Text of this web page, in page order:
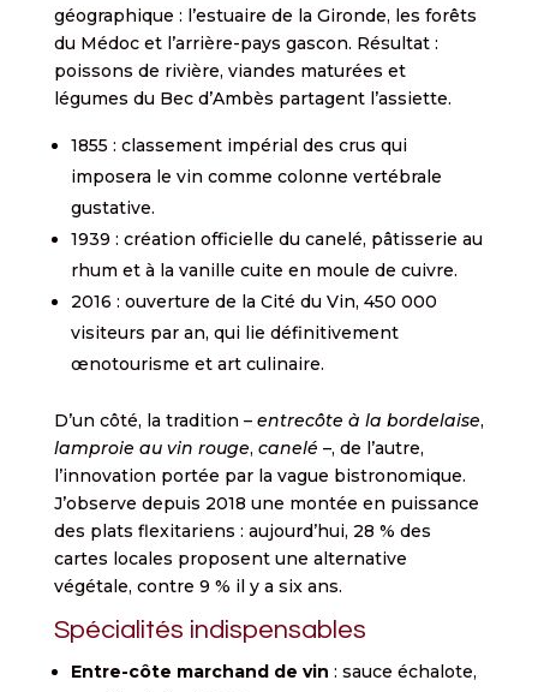
géographique : l’estuaire de la Gironde, les forêts
du Médoc et l’arrière-pays gascon. Résultat :
poissons de rivière, viandes maturées et
légumes du Bec d’Ambès partagent l’assiette.
1855 : classement impérial des crus qui
imposera le vin comme colonne vertébrale
gustative.
1939 : création officielle du canelé, pâtisserie au
rhum et à la vanille cuite en moule de cuivre.
2016 : ouverture de la Cité du Vin, 450 000
visiteurs par an, qui lie définitivement
œnotourisme et art culinaire.
D’un côté, la tradition – entrecôte à la bordelaise,
lamproie au vin rouge, canelé –, de l’autre,
l’innovation portée par la vague bistronomique.
J’observe depuis 2018 une montée en puissance
des plats flexitariens : aujourd’hui, 28 % des
cartes locales proposent une alternative
végétale, contre 9 % il y a six ans.
Spécialités indispensables
Entre-côte marchand de vin : sauce échalote,